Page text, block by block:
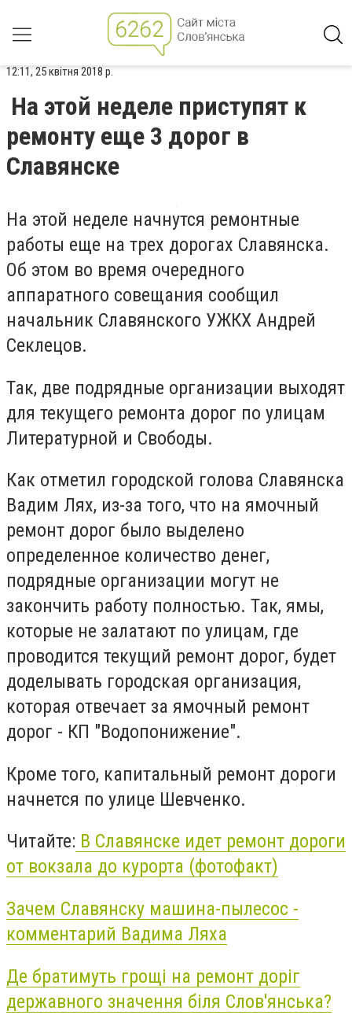
12:11, 25 квітня 2018 р.
На этой неделе приступят к
ремонту еще 3 дорог в
Славянске
На этой неделе начнутся ремонтные
работы еще на трех дорогах Славянска.
Об этом во время очередного
аппаратного совещания сообщил
начальник Славянского УЖКХ Андрей
Секлецов.
Так, две подрядные организации выходят
для текущего ремонта дорог по улицам
Литературной и Свободы.
Как отметил городской голова Славянска
Вадим Лях, из-за того, что на ямочный
ремонт дорог было выделено
определенное количество денег,
подрядные организации могут не
закончить работу полностью. Так, ямы,
которые не залатают по улицам, где
проводится текущий ремонт дорог, будет
доделывать городская организация,
которая отвечает за ямочный ремонт
дорог - КП "Водопонижение".
Кроме того, капитальный ремонт дороги
начнется по улице Шевченко.
Читайте: В Славянске идет ремонт дороги
от вокзала до курорта (фотофакт)
Зачем Славянску машина-пылесос -
комментарий Вадима Ляха
Де братимуть грощі на ремонт доріг
державного значення біля Слов'янська?